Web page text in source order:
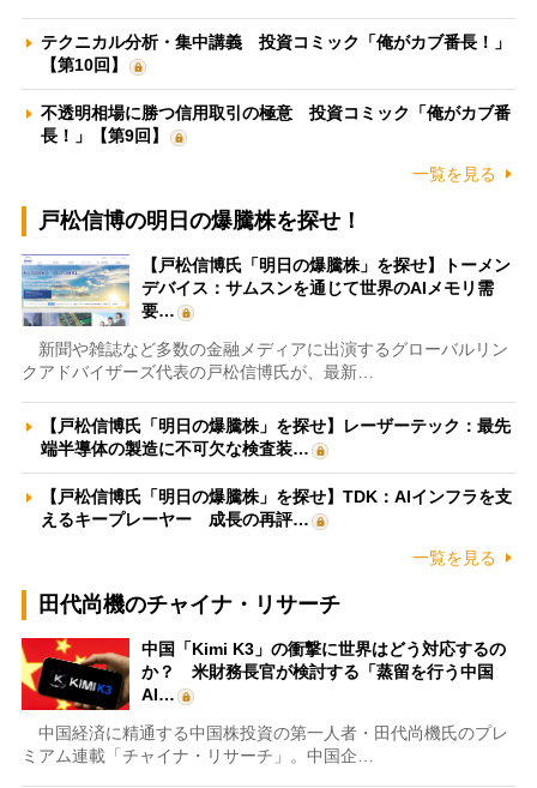
テクニカル分析・集中講義 投資コミック「俺がカブ番長！」
【第10回】
不透明相場に勝つ信用取引の極意 投資コミック「俺がカブ番
長！」【第9回】
一覧を見る
戸松信博の明日の爆騰株を探せ！
【戸松信博氏「明日の爆騰株」を探せ】トーメン
デバイス：サムスンを通じて世界のAIメモリ需
要…
新聞や雑誌など多数の金融メディアに出演するグローバルリン
クアドバイザーズ代表の戸松信博氏が、最新…
【戸松信博氏「明日の爆騰株」を探せ】レーザーテック：最先
端半導体の製造に不可欠な検査装…
【戸松信博氏「明日の爆騰株」を探せ】TDK：AIインフラを支
えるキープレーヤー 成長の再評…
一覧を見る
田代尚機のチャイナ・リサーチ
中国「Kimi K3」の衝撃に世界はどう対応するの
か？ 米財務長官が検討する「蒸留を行う中国
AI…
中国経済に精通する中国株投資の第一人者・田代尚機氏のプレ
ミアム連載「チャイナ・リサーチ」。中国企…